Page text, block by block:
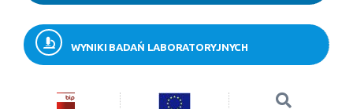
WYNIKI BADAŃ LABORATORYJNYCH